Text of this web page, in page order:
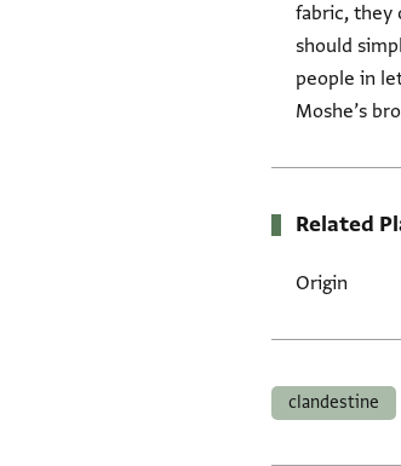
fabric, they
should
people in
Moshe’s
Related
Origin
clandestine